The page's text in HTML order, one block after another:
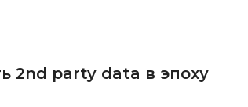
2nd party data в эпоху